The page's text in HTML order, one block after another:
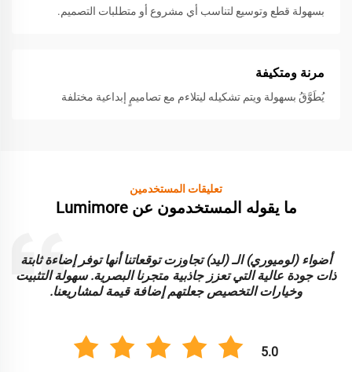
بسهولة قطع وتوسيع لتناسب أي مشروع أو متطلبات التصميم.
مرنة ومتكيفة
يُطَوَّقُ بسهولة ويتم تشكيله ليتلاءم مع تصاميمٍ إبداعية مختلفة
تعليقات المستخدمين
ما يقوله المستخدمون عن Lumimore
أضواء (لوميوري) الـ (ليد) تجاوزت توقعاتنا أنها توفر إضاءة ثابتة
ذات جودة عالية التي تعزز جاذبية متجرنا البصرية. سهولة التثبيت
وخيارات التخصيص جعلتهم إضافة قيمة لمشاريعنا.
5.0